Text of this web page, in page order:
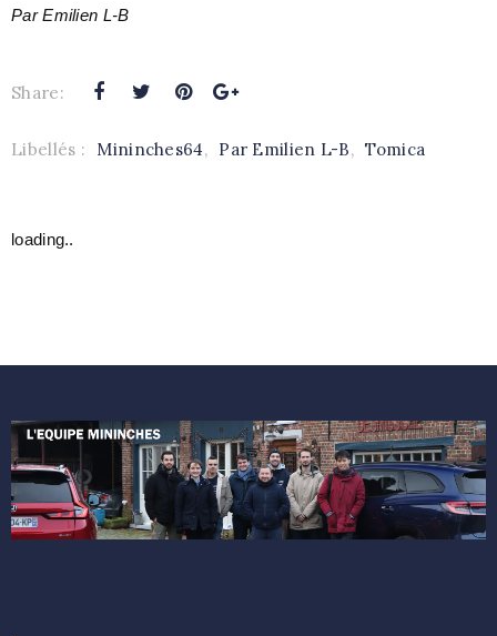
Par Emilien L-B
Share:
Libellés : Mininches64, Par Emilien L-B, Tomica
loading..